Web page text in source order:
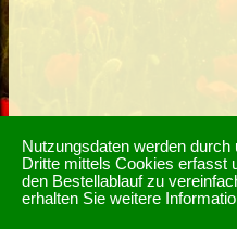
Nutzungsdaten werden durch
Dritte mittels Cookies erfasst
den Bestellablauf zu
erhalten Sie weitere